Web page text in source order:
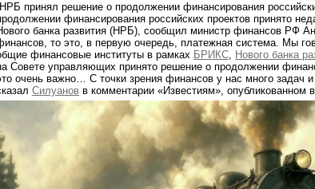
НРБ принял решение о продолжении финансирования
финансирования российских проектов принято
банка развития (НРБ), сообщил министр финансов РФ
то это, в первую очередь, платежная система. Мы
финансовые институты в рамках БРИКС, Нового банка
Совете управляющих принято решение о продолжении
очень важно… С точки зрения финансов у нас много задач
Силуанов в комментарии «Известиям», опубликованном